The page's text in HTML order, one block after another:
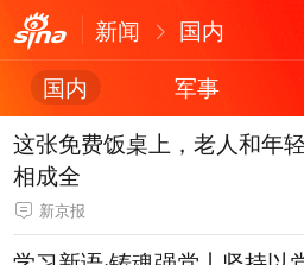
新闻
国内
国内
军事
这张免费饭桌上，老人和年
相成全
新京报